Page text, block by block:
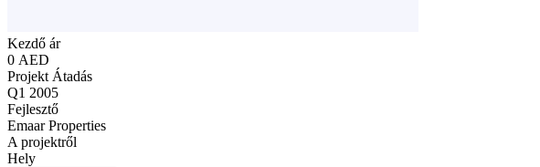
Kezdő ár
0 AED
Projekt Átadás
Q1 2005
Fejlesztő
Emaar Properties
A projektről
Hely